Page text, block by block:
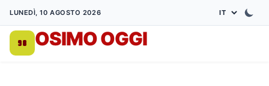
LUNEDÌ, 10 AGOSTO 2026
OSIMO OGGI